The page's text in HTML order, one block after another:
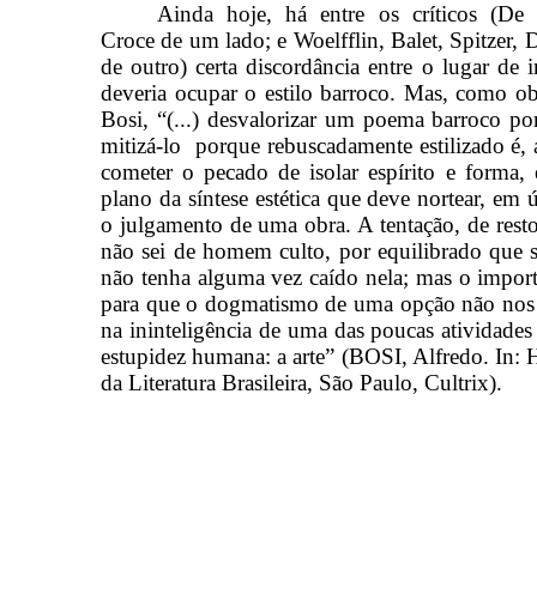
Ainda hoje, há entre os críticos (De
Croce de um lado; e Woelfflin, Balet, Spitzer,
de outro) certa discordância entre o lugar de
deveria ocupar o estilo barroco. Mas, como
Bosi, “(...) desvalorizar um poema barroco
mitizá-lo
porque rebuscadamente estilizado é,
cometer o pecado de isolar espírito e
plano da síntese estética que deve nortear, em
o julgamento de uma obra. A tentação, de
não sei de homem culto, por equilibrado que
não tenha alguma vez caído nela; mas o
para que o dogmatismo de uma opção não
na ininteligência de uma das poucas atividades
estupidez humana: a arte” (BOSI, Alfredo. In:
da Literatura Brasileira, São Paulo, Cultrix).